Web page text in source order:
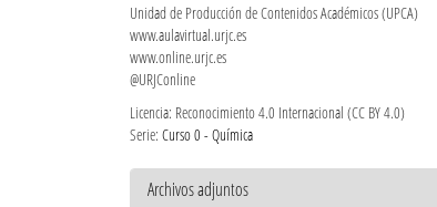
Unidad de Producción de Contenidos Académicos (UPCA)
www.aulavirtual.urjc.es
www.online.urjc.es
@URJConline
Licencia: Reconocimiento 4.0 Internacional (CC BY 4.0)
Serie: Curso 0 - Química
Archivos adjuntos